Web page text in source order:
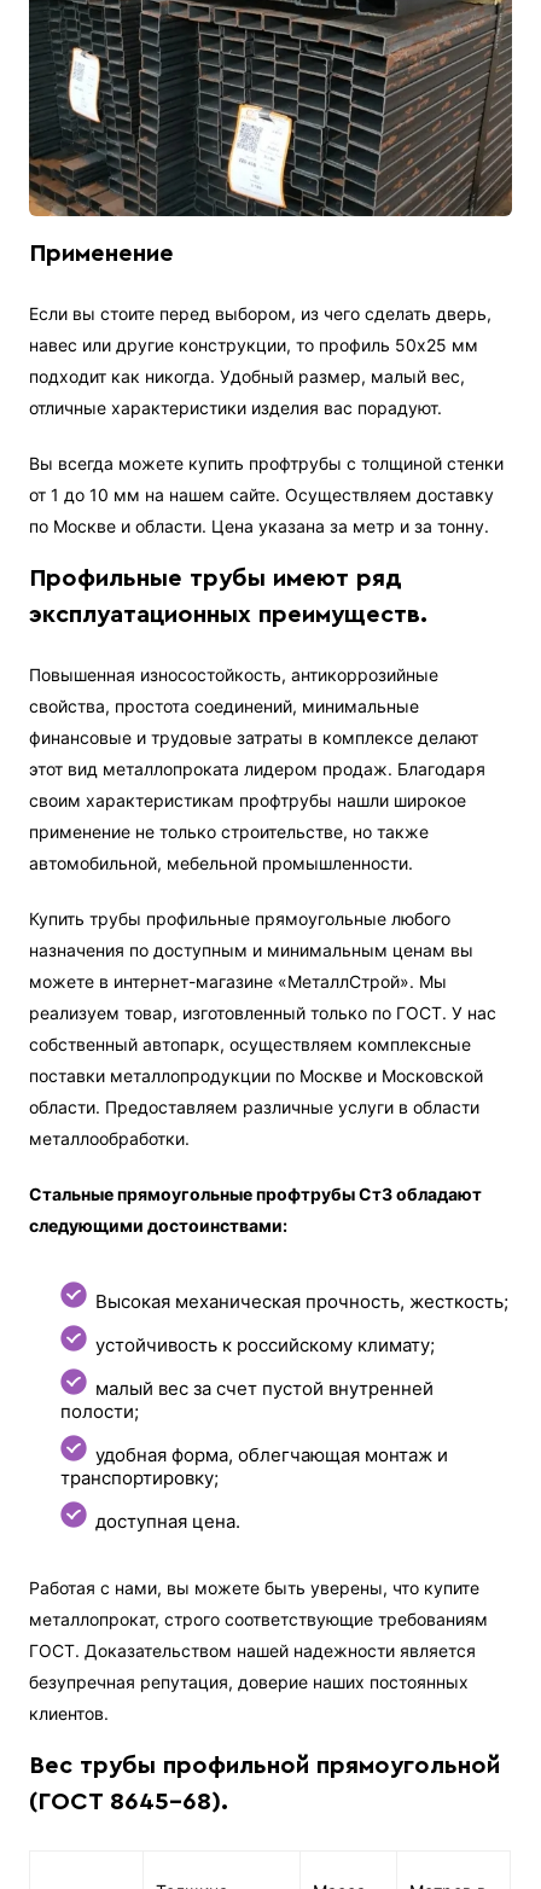
Применение
Если вы стоите перед выбором, из чего сделать дверь,
навес или другие конструкции, то профиль 50х25 мм
подходит как никогда. Удобный размер, малый вес,
отличные характеристики изделия вас порадуют.
Вы всегда можете купить профтрубы с толщиной стенки
от 1 до 10 мм на нашем сайте. Осуществляем доставку
по Москве и области. Цена указана за метр и за тонну.
Профильные трубы имеют ряд
эксплуатационных преимуществ.
Повышенная износостойкость, антикоррозийные
свойства, простота соединений, минимальные
финансовые и трудовые затраты в комплексе делают
этот вид металлопроката лидером продаж. Благодаря
своим характеристикам профтрубы нашли широкое
применение не только строительстве, но также
автомобильной, мебельной промышленности.
Купить трубы профильные прямоугольные любого
назначения по доступным и минимальным ценам вы
можете в интернет-магазине «МеталлСтрой». Мы
реализуем товар, изготовленный только по ГОСТ. У нас
собственный автопарк, осуществляем комплексные
поставки металлопродукции по Москве и Московской
области. Предоставляем различные услуги в области
металлообработки.
Стальные прямоугольные профтрубы Ст3 обладают
следующими достоинствами:
Высокая механическая прочность, жесткость;
устойчивость к российскому климату;
малый вес за счет пустой внутренней
полости;
удобная форма, облегчающая монтаж и
транспортировку;
доступная цена.
Работая с нами, вы можете быть уверены, что купите
металлопрокат, строго соответствующие требованиям
ГОСТ. Доказательством нашей надежности является
безупречная репутация, доверие наших постоянных
клиентов.
Вес трубы профильной прямоугольной
(ГОСТ 8645-68).